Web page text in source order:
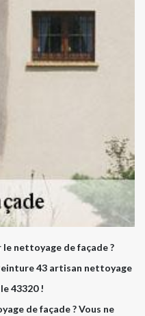
nettoyage de façade ?
43 artisan nettoyage
43320 !
de façade ? Vous ne